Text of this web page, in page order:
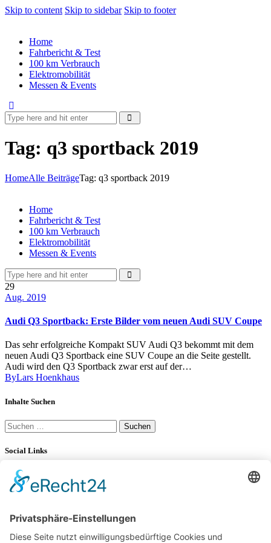
Skip to content Skip to sidebar Skip to footer
Home
Fahrbericht & Test
100 km Verbrauch
Elektromobilität
Messen & Events
Tag: q3 sportback 2019
HomeAlle BeiträgeTag: q3 sportback 2019
Home
Fahrbericht & Test
100 km Verbrauch
Elektromobilität
Messen & Events
29
Aug. 2019
Audi Q3 Sportback: Erste Bilder vom neuen Audi SUV Coupe
Das sehr erfolgreiche Kompakt SUV Audi Q3 bekommt mit dem
neuen Audi Q3 Sportback eine SUV Coupe an die Seite gestellt.
Audi wird den Q3 Sportback zwar erst auf der…
ByLars Hoenkhaus
Inhalte Suchen
Suchen
nach:
Social Links
YouTube
LinkedIn 0